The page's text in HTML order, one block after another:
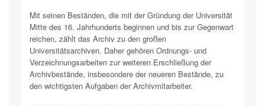
Mit seinen Beständen, die mit der Gründung der Universität
Mitte des 16. Jahrhunderts beginnen und bis zur Gegenwart
reichen, zählt das Archiv zu den großen
Universitätsarchiven. Daher gehören Ordnungs- und
Verzeichnungsarbeiten zur weiteren Erschließung der
Archivbestände, insbesondere der neueren Bestände, zu
den wichtigsten Aufgaben der Archivmitarbeiter.